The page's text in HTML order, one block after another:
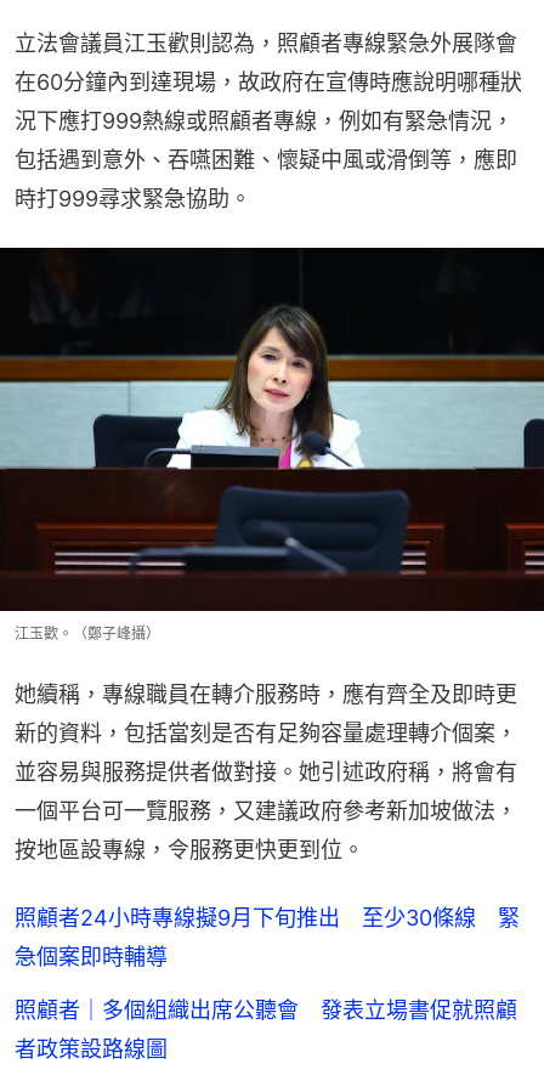
立法會議員江玉歡則認為，照顧者專線緊急外展隊會
在60分鐘內到達現場，故政府在宣傳時應說明哪種狀
況下應打999熱線或照顧者專線，例如有緊急情況，
包括遇到意外、吞嚥困難、懷疑中風或滑倒等，應即
時打999尋求緊急協助。
江玉歡。（鄭子峰攝）
她續稱，專線職員在轉介服務時，應有齊全及即時更
新的資料，包括當刻是否有足夠容量處理轉介個案，
並容易與服務提供者做對接。她引述政府稱，將會有
一個平台可一覽服務，又建議政府參考新加坡做法，
按地區設專線，令服務更快更到位。
照顧者24小時專線擬9月下旬推出 至少30條線 緊
急個案即時輔導
照顧者｜多個組織出席公聽會 發表立場書促就照顧
者政策設路線圖